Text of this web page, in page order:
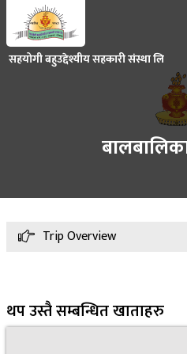
सहयोगी बहुउद्देश्यीय सहकारी संस्था लि
Trip Overview
थप उस्तै सम्बन्धित खाताहरु